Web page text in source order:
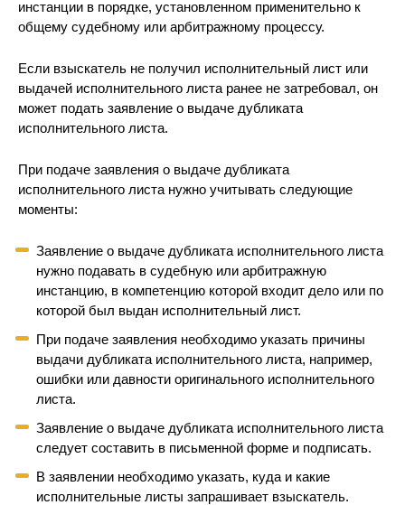
инстанции в порядке, установленном применительно к
общему судебному или арбитражному процессу.
Если взыскатель не получил исполнительный лист или
выдачей исполнительного листа ранее не затребовал, он
может подать заявление о выдаче дубликата
исполнительного листа.
При подаче заявления о выдаче дубликата
исполнительного листа нужно учитывать следующие
моменты:
Заявление о выдаче дубликата исполнительного листа
нужно подавать в судебную или арбитражную
инстанцию, в компетенцию которой входит дело или по
которой был выдан исполнительный лист.
При подаче заявления необходимо указать причины
выдачи дубликата исполнительного листа, например,
ошибки или давности оригинального исполнительного
листа.
Заявление о выдаче дубликата исполнительного листа
следует составить в письменной форме и подписать.
В заявлении необходимо указать, куда и какие
исполнительные листы запрашивает взыскатель.